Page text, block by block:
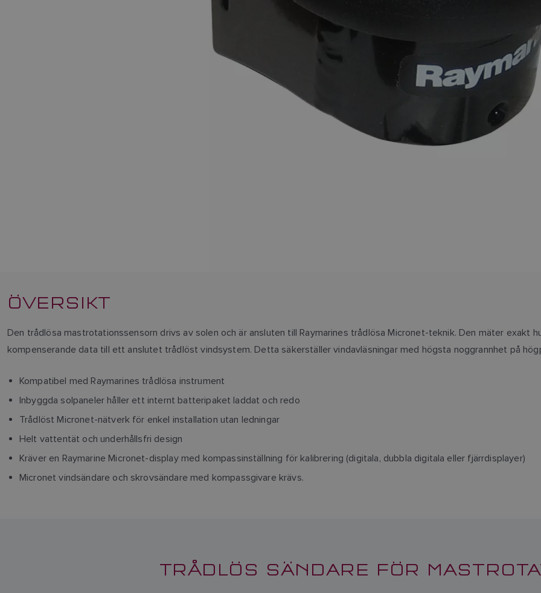
ÖVERSIKT
Den trådlösa mastrotationssensorn drivs av solen och är ansluten till Raymarines trådlösa Micronet-teknik. Den mäter exakt
kompenserande data till ett anslutet trådlöst vindsystem. Detta säkerställer vindavläsningar med högsta noggrannhet på
Kompatibel med Raymarines trådlösa instrument
Inbyggda solpaneler håller ett internt batteripaket laddat och redo
Trådlöst Micronet-nätverk för enkel installation utan ledningar
Helt vattentät och underhållsfri design
Kräver en Raymarine Micronet-display med kompassinställning för kalibrering (digitala, dubbla digitala eller fjärrdisplayer)
Micronet vindsändare och skrovsändare med kompassgivare krävs.
TRÅDLÖS SÄNDARE FÖR